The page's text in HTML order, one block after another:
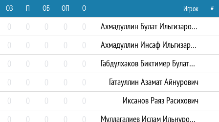
ОЗ П ОБ ОП О Игрок #
0 0 0 0 0
Ахмадуллин Булат Ильгизарович
0
0 0 0 0
Ахмадуллин Инсаф Ильгизарович
0
0 0 0 0
Габдулхаков Биктимер Булатович
0
0 0 0 0
Гатауллин Азамат Айнурович
0
0 0 0 0
Иксанов Раяз Расихович
0
0 0 0 0
Муллагалиев Ислам Ильнурович